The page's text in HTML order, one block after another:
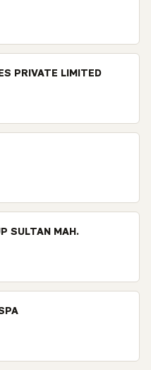
PRIVATE LIMITED
SULTAN MAH.